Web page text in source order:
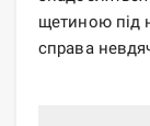
щетиною під
справа